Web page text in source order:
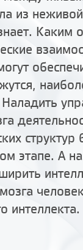
из
этапе. А
интеллекта.